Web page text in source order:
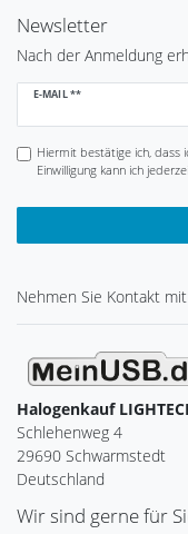
Newsletter
Nach der Anmeldung
E-MAIL **
Newsletter
Hiermit bestätige ich, dass
Einwilligung kann ich
Nehmen Sie Kontakt
Halogenkauf
Schlehenweg 4
29690 Schwarmstedt
Deutschland
Wir sind gerne für